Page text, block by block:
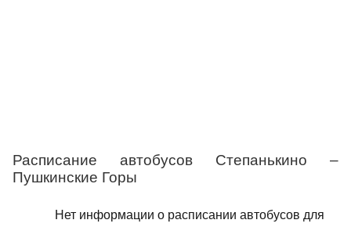
Расписание автобусов Степанькино –
Пушкинские Горы
Нет информации о расписании автобусов для